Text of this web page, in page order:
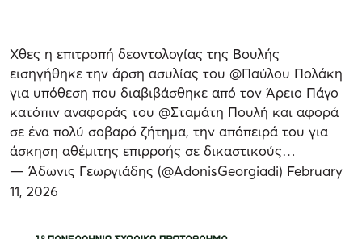
Χθες η επιτροπή δεοντολογίας της Βουλής
εισηγήθηκε την άρση ασυλίας του @Παύλου Πολάκη
για υπόθεση που διαβιβάσθηκε από τον Άρειο Πάγο
κατόπιν αναφοράς του @Σταμάτη Πουλή και αφορά
σε ένα πολύ σοβαρό ζήτημα, την απόπειρά του για
άσκηση αθέμιτης επιρροής σε δικαστικούς…
— Άδωνις Γεωργιάδης (@AdonisGeorgiadi) February
11, 2026